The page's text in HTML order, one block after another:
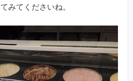
みてくださいね。